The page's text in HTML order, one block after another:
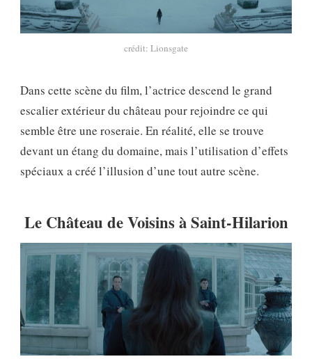
crédit: Lionsgate
Dans cette scène du film, l’actrice descend le grand
escalier extérieur du château pour rejoindre ce qui
semble être une roseraie. En réalité, elle se trouve
devant un étang du domaine, mais l’utilisation d’effets
spéciaux a créé l’illusion d’une tout autre scène.
Le Château de Voisins à Saint-Hilarion